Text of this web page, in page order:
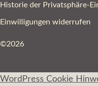
©2026
Historie der Privatsphäre-
Einwilligungen widerrufen
WordPress Cookie